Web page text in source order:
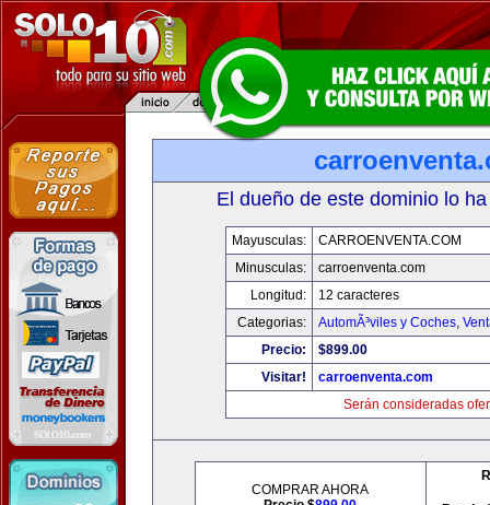
El dueño de este dominio lo
Mayusculas:
CARROENVENTA.COM
Minusculas:
carroenventa.com
Longitud:
12 caracteres
Categorias:
AutomÃ³viles y Coches,
Precio:
$899.00
Visitar!
carroenventa.com
Serán consideradas
COMPRAR AHORA